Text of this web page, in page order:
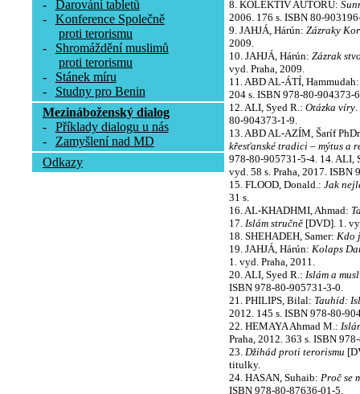
-
Darování tabletů
-
Konference Společně
proti terorismu
-
Shromáždění muslimů
proti terorismu
-
Stánek míru
-
Studny pro Benin
Mezináboženský dialog
-
Příklady dialogu u nás
-
Zamyšlení nad MD
Odkazy
8. KOLEKTIV AUTORŮ:
2006. 176 s. ISBN 80-
9. JAHJÁ, Hárún: Zázraky
2009.
10. JAHJÁ, Hárún: Zázrak
vyd. Praha, 2009.
11. ABD AL-ÁTÍ,
204 s. ISBN 978-80-904373-
12. ALI, Syed R.: Otázka víry.
80-904373-1-9.
13. ABD AL-AZÍM, Šaríf
křesťanské tradici – mýtus a
978-80-905731-5-4. 14. ALI,
vyd. 58 s. Praha, 2017. ISBN
15. FLOOD, Donald.: Jak
31 s.
16. AL-KHADHMI, Ahmad:
17. Islám stručně[DVD]. 1.
18. SHEHADEH, Samer: Kdo
19. JAHJÁ, Hárún: Kolaps
1. vyd. Praha, 2011.
20. ALI, Syed R.: Islám a
ISBN 978-80-905731-3-0.
21. PHILIPS, Bilal: Tauhíd:
2012. 145 s. ISBN 978-80-
22. HEMAYA Ahmad M.:
Praha, 2012. 363 s. ISBN
23. Džihád proti terorismu
titulky.
24. HASAN, Suhaib: Proč se
ISBN 978-80-87636-01-5.